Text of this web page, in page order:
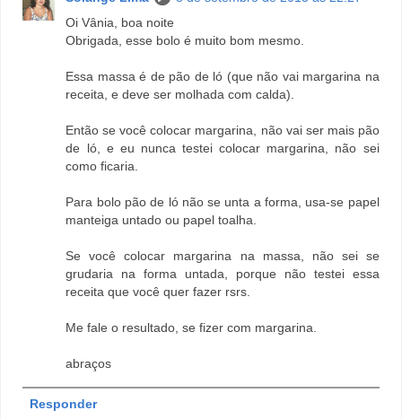
Oi Vânia, boa noite
Obrigada, esse bolo é muito bom mesmo.
Essa massa é de pão de ló (que não vai margarina na
receita, e deve ser molhada com calda).
Então se você colocar margarina, não vai ser mais pão
de ló, e eu nunca testei colocar margarina, não sei
como ficaria.
Para bolo pão de ló não se unta a forma, usa-se papel
manteiga untado ou papel toalha.
Se você colocar margarina na massa, não sei se
grudaria na forma untada, porque não testei essa
receita que você quer fazer rsrs.
Me fale o resultado, se fizer com margarina.
abraços
Responder